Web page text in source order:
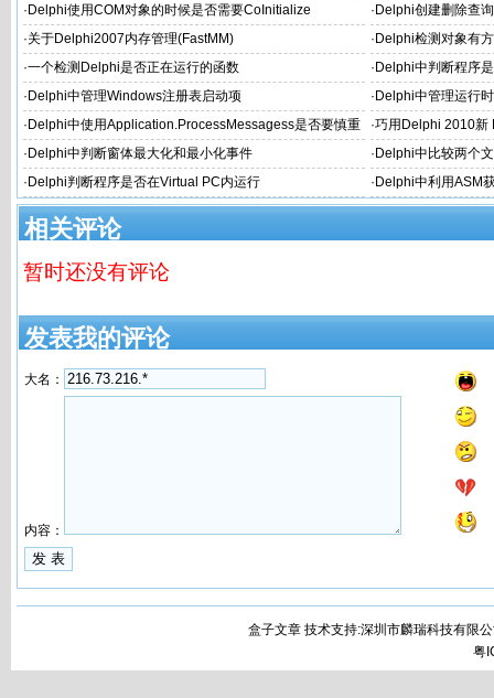
件上
· Delphi使用COM对象的时候是否需要CoInitialize · Delphi创建删除查
·关于Delphi2007内存管理(FastMM) · Delphi检测对象有
·一个检测Delphi是否正在运行的函数 · Delphi中判断程序
· Delphi中管理Windows注册表启动项 · Delphi中管理运行
· Delphi中使用Application.ProcessMessagess是否要慎重
考虑
·巧用Delphi 2010新
· Delphi中判断窗体最大化和最小化事件 · Delphi中比较两个
· Delphi判断程序是否在Virtual PC内运行 · Delphi中利用ASM
相关评论
暂时还没有评论
发表我的评论
大名：
内容：
盒子文章 技术支持:深圳市麟瑞科技有限
粤